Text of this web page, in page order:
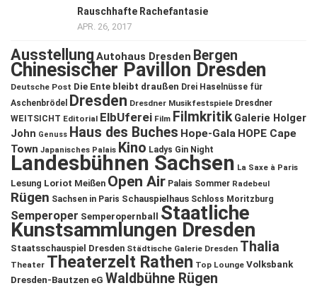
Rauschhafte Rachefantasie
APR. 26, 2017
Ausstellung Autohaus Dresden Bergen
Chinesischer Pavillon Dresden
Deutsche Post Die Ente bleibt draußen Drei Haselnüsse für
Aschenbrödel
Dresden Dresdner Musikfestspiele Dresdner
WEITSICHT Editorial ElbUferei Film Filmkritik Galerie Holger
John Genuss Haus des Buches Hope-Gala HOPE Cape
Town Japanisches Palais Kino Ladys Gin Night
Landesbühnen Sachsen La Saxe à Paris
Lesung Loriot Meißen Open Air Palais Sommer Radebeul
Rügen Sachsen in Paris Schauspielhaus Schloss Moritzburg
Semperoper Semperopernball Staatliche
Kunstsammlungen Dresden
Staatsschauspiel Dresden Städtische Galerie Dresden Thalia
Theater Theaterzelt Rathen Top Lounge Volksbank
Dresden-Bautzen eG Waldbühne Rügen